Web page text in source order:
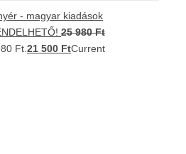
- magyar kiadások
25 980Ft
Ft. 21 500 FtCurrent